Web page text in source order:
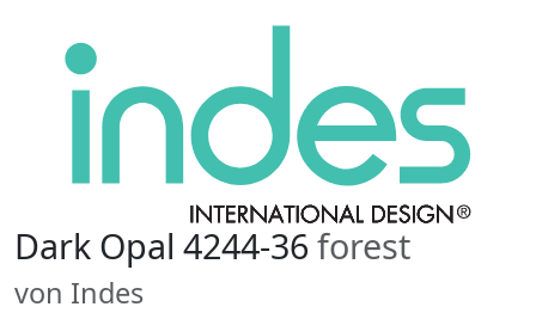
Dark Opal 4244-36 forest
von Indes